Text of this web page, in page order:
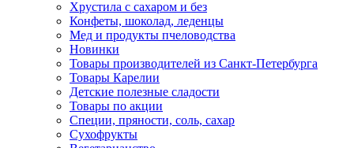
Хрустила с сахаром и без
Конфеты, шоколад, леденцы
Мед и продукты пчеловодства
Новинки
Товары производителей из Санкт-Петербурга
Товары Карелии
Детские полезные сладости
Товары по акции
Специи, пряности, соль, сахар
Сухофрукты